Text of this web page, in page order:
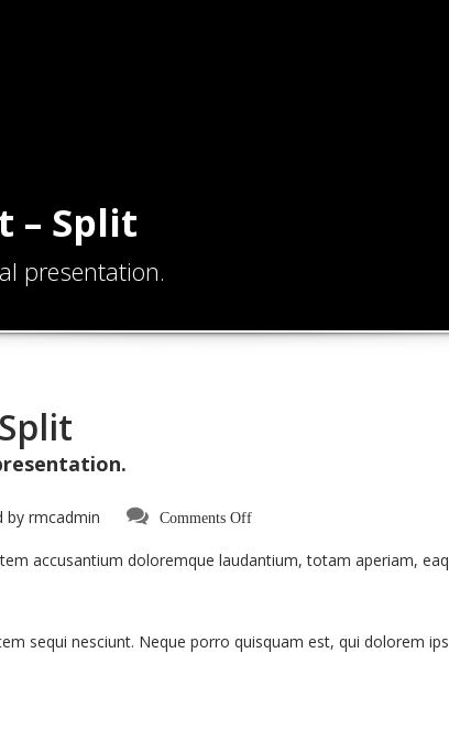
– Split
presentation.
by rmcadmin Comments Offon
Project
accusantium doloremque laudantium, totam aperiam,
sequi nesciunt. Neque porro quisquam est, qui dolorem